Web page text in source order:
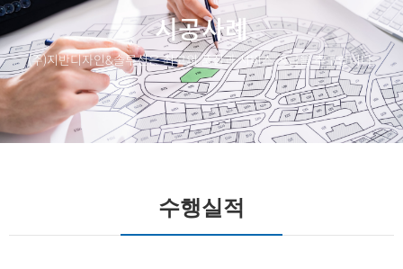
시공사례
(주)지반디자인&솔루션은 최고의 품질과 서비스 공급을 추구합니다.
수행실적